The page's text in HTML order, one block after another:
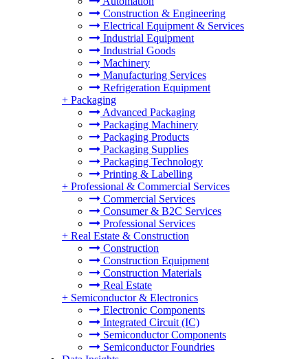
Construction & Engineering
Electrical Equipment & Services
Industrial Equipment
Industrial Goods
Machinery
Manufacturing Services
Refrigeration Equipment
+ Packaging
Advanced Packaging
Packaging Machinery
Packaging Products
Packaging Supplies
Packaging Technology
Printing & Labelling
+ Professional & Commercial Services
Commercial Services
Consumer & B2C Services
Professional Services
+ Real Estate & Construction
Construction
Construction Equipment
Construction Materials
Real Estate
+ Semiconductor & Electronics
Electronic Components
Integrated Circuit (IC)
Semiconductor Components
Semiconductor Foundries